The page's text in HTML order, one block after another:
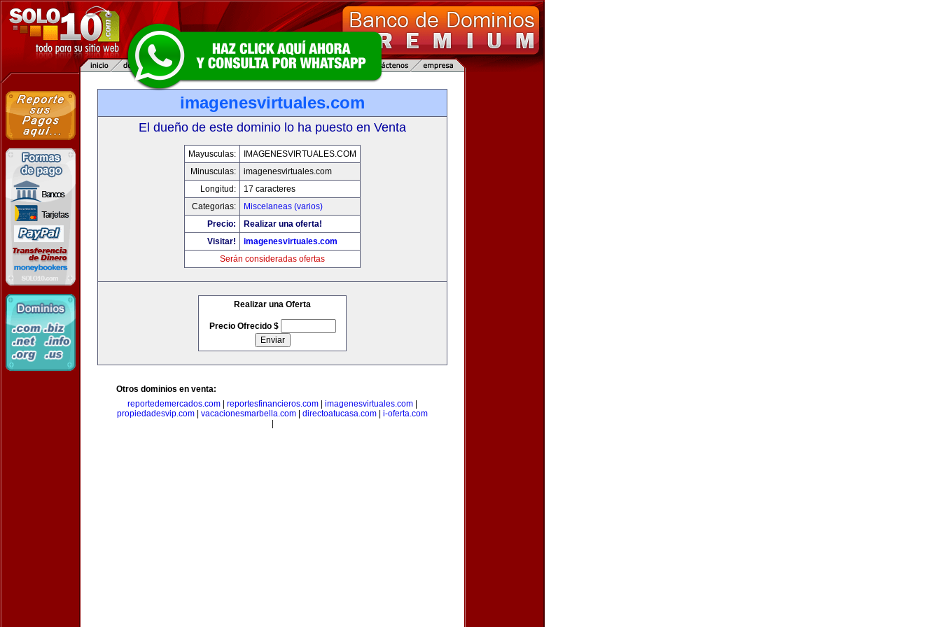
imagenesvirtuales.com
El dueño de este dominio lo ha puesto en Venta
Mayusculas:
IMAGENESVIRTUALES.COM
Minusculas:
imagenesvirtuales.com
Longitud:
17 caracteres
Categorias:
Miscelaneas (varios)
Precio:
Realizar una oferta!
Visitar!
imagenesvirtuales.com
Serán consideradas ofertas
Realizar una Oferta
Precio Ofrecido $
Otros dominios en venta:
reportedemercados.com
reportesfinancieros.com imagenesvirtuales.com
propiedadesvip.com
vacacionesmarbella.com directoatucasa.com
i-oferta.com